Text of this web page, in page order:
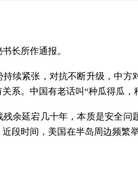
长所作通报。
持续紧张，对抗不断升级，中
系。中国有老话叫“种瓜得瓜
残余延宕几十年，本质是安全
段时间，美国在半岛周边频繁